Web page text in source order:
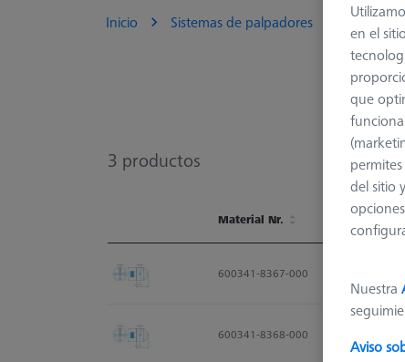
Inicio Sistemas de palpadores
3 productos
Material Nr.
600341-8367-000
600341-8368-000
en el
que
del sitio
Nuestra
Aviso